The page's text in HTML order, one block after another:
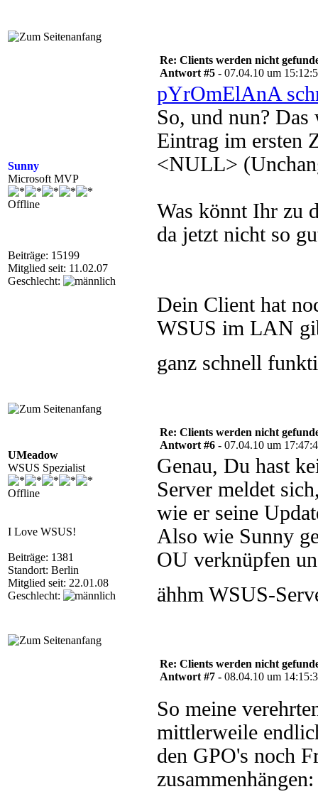
Sunny
Microsoft MVP
Offline
Beiträge: 15199
Mitglied seit: 11.02.07
Geschlecht:
Re: Clients werden nicht
Antwort #5 - 07.04.10 um
pYrOmElAnA
So, und nun?
Eintrag im ersten
<NULL>
Was könnt Ihr zu
da jetzt nicht so
Dein Client hat
WSUS im LAN
ganz schnell
UMeadow
WSUS Spezialist
Offline
I Love WSUS!
Beiträge: 1381
Standort: Berlin
Mitglied seit: 22.01.08
Geschlecht:
Re: Clients werden nicht
Antwort #6 - 07.04.10 um
Genau, Du hast
Server meldet
wie er seine
Also wie Sunny
OU verknüpfen
ähhm WSUS-
Re: Clients werden nicht
Antwort #7 - 08.04.10 um
So meine
mittlerweile
den GPO's noch
zusammenhängen: